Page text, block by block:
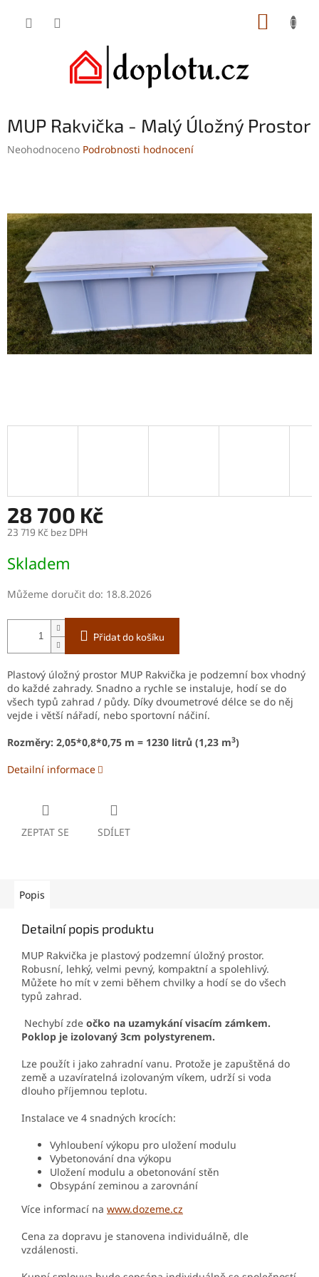
MUP Rakvička - Malý Úložný Prostor
Průměrné
z
5
hvězdiček.
Neohodnoceno Podrobnosti hodnocení
28 700 Kč
23 719 Kč bez DPH
cena:
Skladem
Můžeme doručit do: 18.8.2026
Přidat do košíku
Plastový úložný prostor MUP Rakvička je podzemní box vhodný
do každé zahrady. Snadno a rychle se instaluje, hodí se do
všech typů zahrad / půdy. Díky dvoumetrové délce se do něj
vejde i větší nářadí, nebo sportovní náčiní.
Rozměry: 2,05*0,8*0,75 m = 1230 litrů (1,23 m3)
Detailní informace
ZEPTAT SE SDÍLET
Popis
Detailní popis produktu
MUP Rakvička je plastový podzemní úložný prostor.
Robusní, lehký, velmi pevný, kompaktní a spolehlivý.
Můžete ho mít v zemi během chvilky a hodí se do všech
typů zahrad.
Nechybí zde očko na uzamykání visacím zámkem.
Poklop je izolovaný 3cm polystyrenem.
Lze použít i jako zahradní vanu. Protože je zapuštěná do
země a uzavíratelná izolovaným víkem, udrží si voda
dlouho příjemnou teplotu.
Instalace ve 4 snadných krocích:
Vyhloubení výkopu pro uložení modulu
Vybetonování dna výkopu
Uložení modulu a obetonování stěn
Obsypání zeminou a zarovnání
Více informací na www.dozeme.cz
Cena za dopravu je stanovena individuálně, dle
vzdálenosti.